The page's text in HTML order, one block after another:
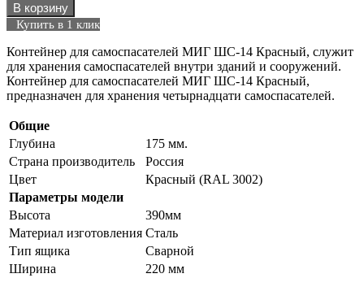
В корзину
Купить в 1 клик
Контейнер для самоспасателей МИГ ШС-14 Красный, служит
для хранения самоспасателей внутри зданий и сооружений.
Контейнер для самоспасателей МИГ ШС-14 Красный,
предназначен для хранения четырнадцати самоспасателей.
Общие
Глубина
175 мм.
Страна производитель
Россия
Цвет
Красный (RAL 3002)
Параметры модели
Высота
390мм
Материал изготовления Сталь
Тип ящика
Сварной
Ширина
220 мм